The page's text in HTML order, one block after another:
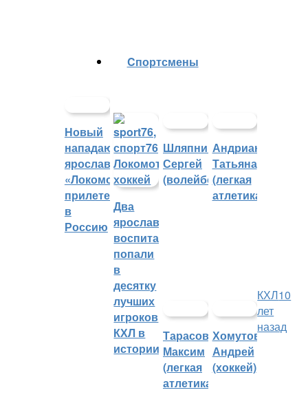
Новый
нападающий
ярославского
«Локомотива»
прилетел
в
Россию
Cпортсмены
Два
ярославских
воспитанника
попали
в
десятку
лучших
игроков
КХЛ в
истории
Шляпников
Сергей
(волейбол)
Андрианова
Татьяна
(легкая
атлетика)
Тарасов
Максим
(легкая
атлетика)
Хомутов
Андрей
(хоккей)
КХЛ10
лет
назад